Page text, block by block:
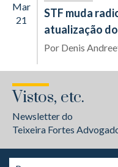
Mar
21
STF muda
atualização
Por Denis
Vistos, etc.
Newsletter do
Teixeira Fortes